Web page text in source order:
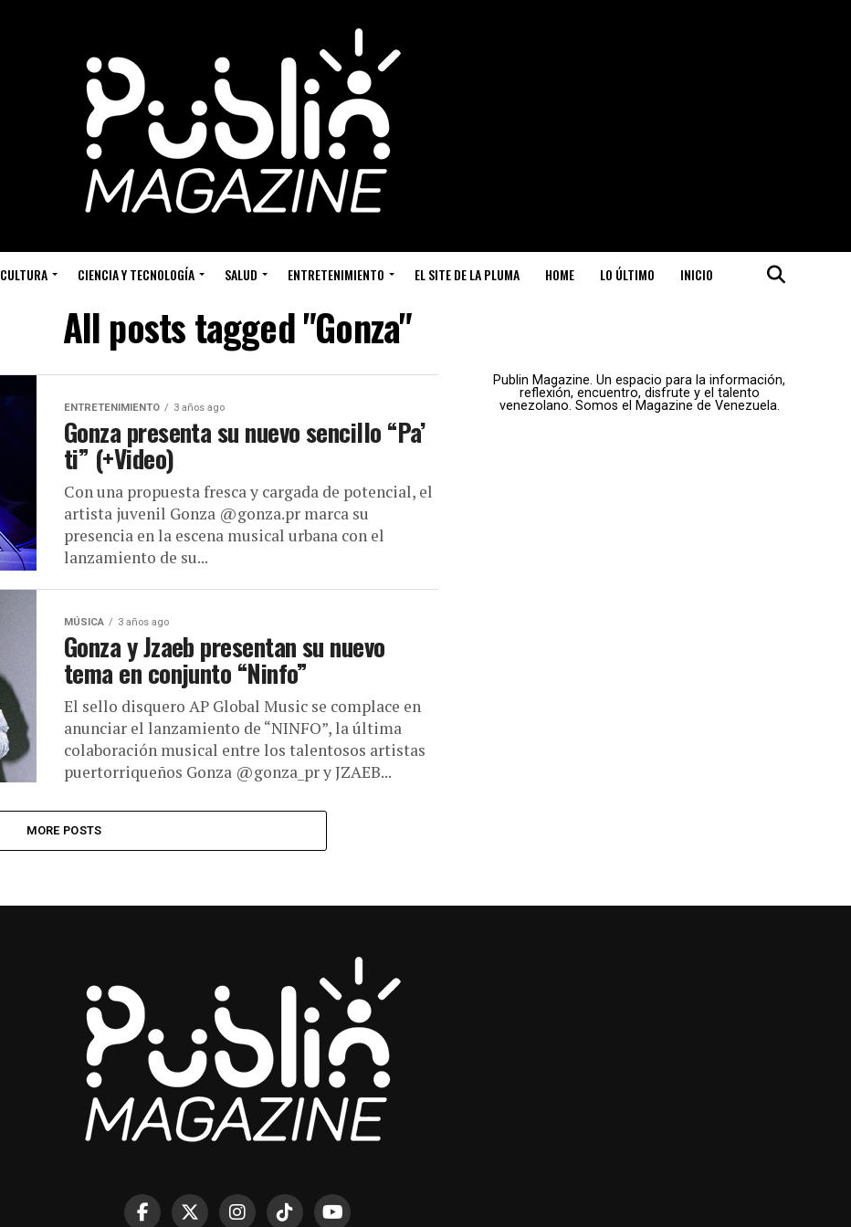
CULTURA CIENCIA Y TECNOLOGÍA SALUD ENTRETENIMIENTO EL SITE DE LA PLUMA HOME LO ÚLTIMO INICIO
All posts tagged "Gonza"
ENTRETENIMIENTO 3 años ago
Gonza presenta su nuevo sencillo “Pa’
ti” (+Video)
Con una propuesta fresca y cargada de potencial, el
artista juvenil Gonza @gonza.pr marca su
presencia en la escena musical urbana con el
lanzamiento de su...
MÚSICA 3 años ago
Gonza y Jzaeb presentan su nuevo
tema en conjunto “Ninfo”
El sello disquero AP Global Music se complace en
anunciar el lanzamiento de “NINFO”, la última
colaboración musical entre los talentosos artistas
puertorriqueños Gonza @gonza_pr y JZAEB...
MORE POSTS
Publin Magazine. Un espacio para la información,
reflexión, encuentro, disfrute y el talento
venezolano. Somos el Magazine de Venezuela.